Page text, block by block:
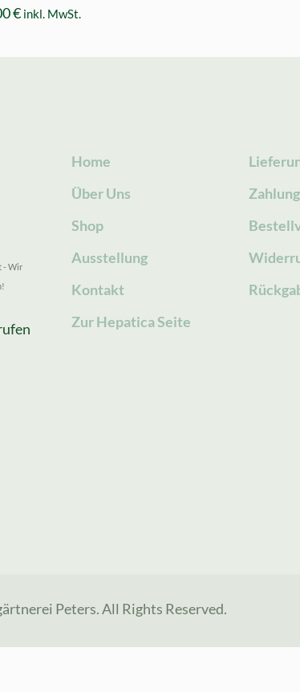
€ inkl. MwSt.
- Wir
Home
Über Uns
Shop
Ausstellung
Kontakt
Zur Hepatica Seite
Peters. All Rights Reserved.